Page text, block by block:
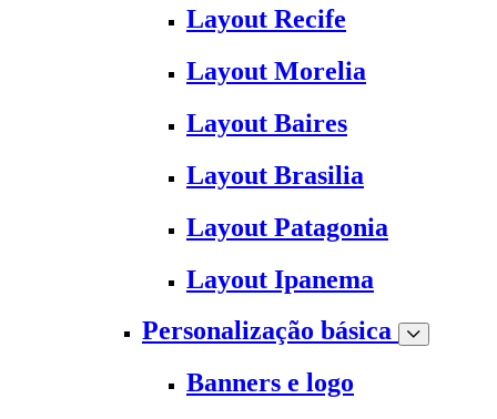
Layout Recife
Layout Morelia
Layout Baires
Layout Brasilia
Layout Patagonia
Layout Ipanema
Personalização básica
Banners e logo